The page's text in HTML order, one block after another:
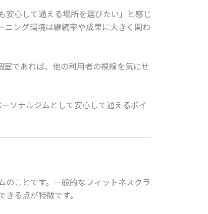
心して通える場所を選びたい」と感じ
ング環境は継続率や成果に大きく関わ
室であれば、他の利用者の視線を気にせ
ソナルジムとして安心して通えるポイ
ことです。一般的なフィットネスクラ
る点が特徴です。